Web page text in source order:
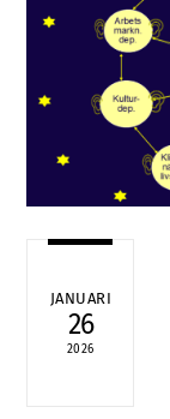
JANUARI
26
2026